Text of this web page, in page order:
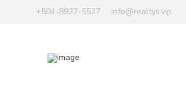
+504-8927-5527 info@realtys.vip